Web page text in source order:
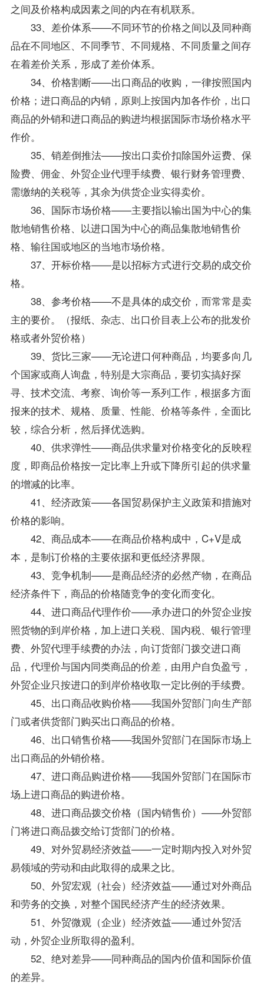
之间及价格构成因素之间的内在有机联系。
33、差价体系——不同环节的价格之间以及同种商
品在不同地区、不同季节、不同规格、不同质量之间存
在着差价关系，形成了差价体系。
34、价格割断——出口商品的收购，一律按照国内
价格；进口商品的内销，原则上按国内加各作价，出口
商品的外销和进口商品的购进均根据国际市场价格水平
作价。
35、销差倒推法——按出口卖价扣除国外运费、保
险费、佣金、外贸企业代理手续费、银行财务管理费、
需缴纳的关税等，其余为供货企业实得卖价。
36、国际市场价格——主要指以输出国为中心的集
散地销售价格、以进口国为中心的商品集散地销售价
格、输往国或地区的当地市场价格。
37、开标价格——是以招标方式进行交易的成交价
格。
38、参考价格——不是具体的成交价，而常常是卖
主的要价。（报纸、杂志、出口价目表上公布的批发价
格或者外贸价格）
39、货比三家——无论进口何种商品，均要多向几
个国家或商人询盘，特别是大宗商品，要切实搞好探
寻、技术交流、考察、询价等一系列工作，根据多方面
报来的技术、规格、质量、性能、价格等条件，全面比
较，综合分析，然后择优选购。
40、供求弹性——商品供求量对价格变化的反映程
度，即商品价格按一定比率上升或下降所引起的供求量
的增减的比率。
41、经济政策——各国贸易保护主义政策和措施对
价格的影响。
42、商品成本——在商品价格构成中，C+V是成
本，是制订价格的主要依据和更低经济界限。
43、竞争机制——是商品经济的必然产物，在商品
经济条件下，商品的价格随竞争的变化而变化。
44、进口商品代理作价——承办进口的外贸企业按
照货物的到岸价格，加上进口关税、国内税、银行管理
费、外贸代理手续费的办法，向订货部门拨交进口商
品，代理价与国内同类商品的价差，由用户自负盈亏，
外贸企业只按进口的到岸价格收取一定比例的手续费。
45、出口商品收购价格——我国外贸部门向生产部
门或者供货部门购买出口商品的价格。
46、出口销售价格——我国外贸部门在国际市场上
出口商品的外销价格。
47、进口商品购进价格——我国外贸部门在国际市
场上进口商品的购进价格。
48、进口商品拨交价格（国内销售价）——外贸部
门将进口商品拨交给订货部门的价格。
49、对外贸易经济效益——一定时期内投入对外贸
易领域的劳动和由此取得的成果之比。
50、外贸宏观（社会）经济效益——通过对外商品
和劳务的交换，对整个国民经济产生的经济效果。
51、外贸微观（企业）经济效益——通过外贸活
动，外贸企业所取得的盈利。
52、绝对差异——同种商品的国内价值和国际价值
的差异。